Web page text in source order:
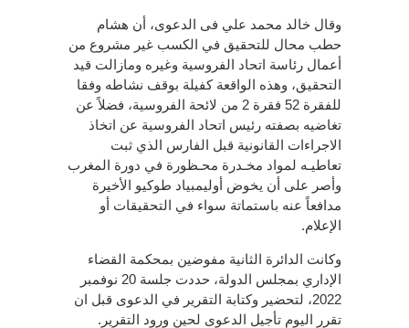
وقال خالد محمد علي فى الدعوى، أن هشام
حطب محال للتحقيق في الكسب غير مشروع من
أعمال رئاسة اتحاد الفروسية وغيره ومازالت قيد
التحقيق، وهذه الواقعة كفيلة بوقف نشاطه وفقا
للفقرة 52 فقرة 2 من لائحة الفروسية، فضلاً عن
تغاضيه بصفته رئيس اتحاد الفروسية عن اتخاذ
الاجراءات القانونية قبل الفارس الذي ثبت
تعاطيـه لمواد مخـدرة محـظورة في دورة المغرب
وأصر على أن يخوض أوليمبياد طوكيو الأخيرة
مدافعاً عنه باستماتة سواء في التحقيقات أو
الإعلام.
وكانت الدائرة الثانية مفوضين بمحكمة القضاء
الإداري بمجلس الدولة، حددت جلسة 20 نوفمبر
2022، لتحضير وكتابة التقرير في الدعوى قبل ان
تقرر اليوم تأجيل الدعوى لحين ورود التقرير.